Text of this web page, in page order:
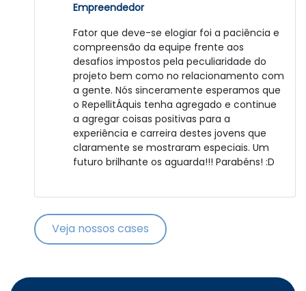
Empreendedor
Fui muito bem atendido. A Catalisa é uma
grande empresa e bem administrada.
Agora depende de mim, para colocar em
prática o projeto. Obrigado.
Empreendedor
Fator que deve-se elogiar foi a paciência e
compreensão da equipe frente aos
desafios impostos pela peculiaridade do
projeto bem como no relacionamento com
a gente. Nós sinceramente esperamos que
o RepellitÁquis tenha agregado e continue
a agregar coisas positivas para a
experiência e carreira destes jovens que
claramente se mostraram especiais. Um
futuro brilhante os aguarda!!! Parabéns! :D
Veja nossos cases